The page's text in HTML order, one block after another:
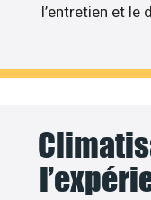
l’entretien et le